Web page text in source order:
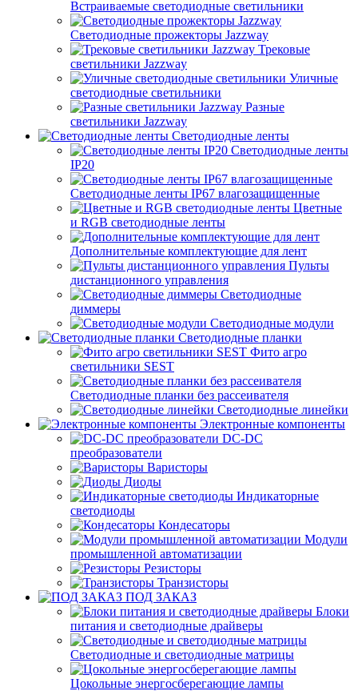
Встраиваемые светодиодные светильники
Светодиодные прожекторы Jazzway
Трековые
светильники Jazzway
Уличные
светодиодные светильники
Разные
светильники Jazzway
Светодиодные ленты
Светодиодные ленты
IP20
Светодиодные ленты IP67 влагозащищенные
Цветные
и RGB светодиодные ленты
Дополнительные комплектующие для лент
Пульты
дистанционного управления
Светодиодные
диммеры
Светодиодные модули
Светодиодные планки
Фито агро
светильники SEST
Светодиодные планки без рассеивателя
Светодиодные линейки
Электронные компоненты
DC-DC
преобразователи
Варисторы
Диоды
Индикаторные
светодиоды
Кондесаторы
Модули
промышленной автоматизации
Резисторы
Транзисторы
ПОД ЗАКАЗ
Блоки
питания и светодиодные драйверы
Светодиодные и светодиодные матрицы
Цокольные энергосберегающие лампы